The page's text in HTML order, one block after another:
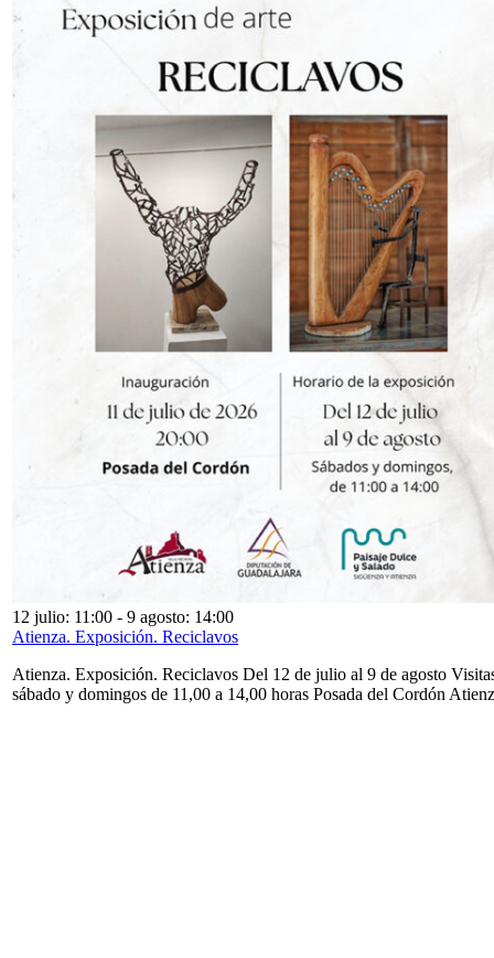
12 julio: 11:00 - 9 agosto: 14:00
Atienza. Exposición. Reciclavos
Atienza. Exposición. Reciclavos Del 12 de julio al 9 de agosto
sábado y domingos de 11,00 a 14,00 horas Posada del Cordón